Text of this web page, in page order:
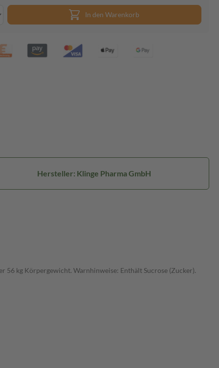
In den Warenkorb
Hersteller: Klinge Pharma GmbH
56 kg Körpergewicht. Warnhinweise: Enthält Sucrose (Zucker).